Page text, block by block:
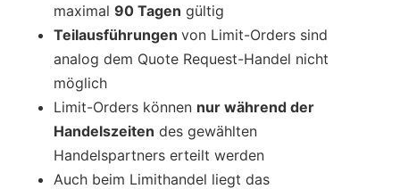
maximal 90 Tagen gültig
Teilausführungen von Limit-Orders sind
analog dem Quote Request-Handel nicht
möglich
Limit-Orders können nur während der
Handelszeiten des gewählten
Handelspartners erteilt werden
Auch beim Limithandel liegt das